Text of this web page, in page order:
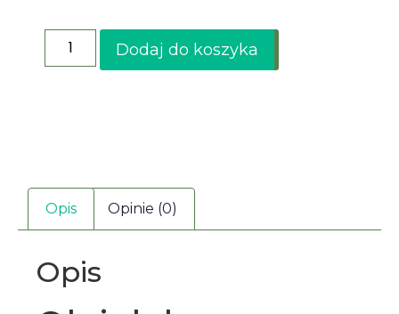
Dodaj do koszyka
Opis Opinie (0)
Opis